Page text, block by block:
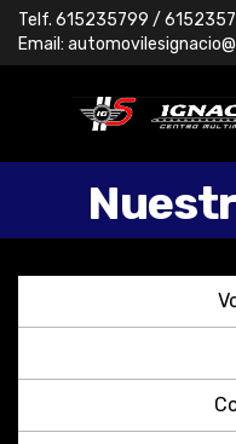
Telf. 615235799 /
Email: